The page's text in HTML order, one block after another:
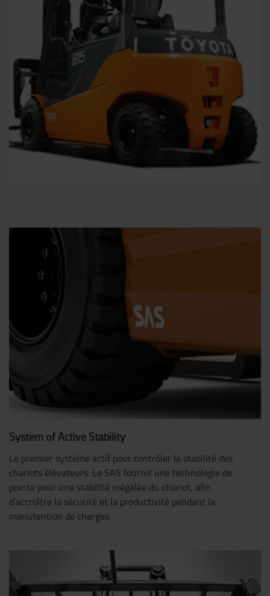
System of Active Stability
Le premier système actif pour contrôler la stabilité des
chariots élévateurs. Le SAS fournit une technologie de
pointe pour une stabilité inégalée du chariot, afin
d’accroître la sécurité et la productivité pendant la
manutention de charges.